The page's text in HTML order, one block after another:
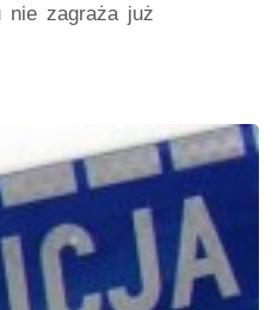
nie zagraża już